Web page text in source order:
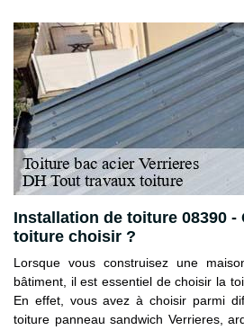
Installation de toiture 08390 -
toiture choisir ?
Lorsque vous construisez une
bâtiment, il est essentiel de choisir la
En effet, vous avez à choisir parmi
toiture panneau sandwich Verrieres,